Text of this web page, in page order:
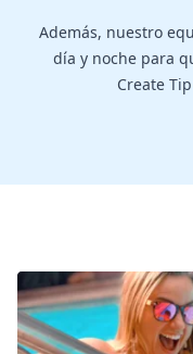
Además, nuestro
día y noche para
Create